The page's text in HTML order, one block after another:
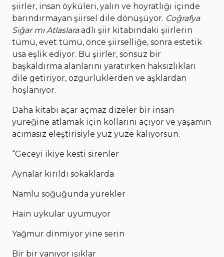
şiirler, insan öyküleri, yalın ve hoyratlığı içinde
barındırmayan şiirsel dile dönüşüyor. Coğrafya
Sığar mı Atlaslaraadlı şiir kitabındaki şiirlerin
tümü, evet tümü, önce şiirselliğe, sonra estetik
usa eşlik ediyor. Bu şiirler, sonsuz bir
başkaldırma alanlarını yaratırken haksızlıkları
dile getiriyor, özgürlüklerden ve aşklardan
hoşlanıyor.
Daha kitabı açar açmaz dizeler bir insan
yüreğine atlamak için kollarını açıyor ve yaşamın
acımasız eleştirisiyle yüz yüze kalıyorsun.
“Geceyi ikiye kesti sirenler
Aynalar kırıldı sokaklarda
Namlu soğuğunda yürekler
Hain uykular uyumuyor
Yağmur dinmiyor yine serin
Bir bir yanıyor ışıklar